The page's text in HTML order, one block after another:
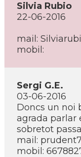
Silvia Rubio
22-06-2016
mail:
mobil:
Sergi G.E.
03-06-2016
Doncs un noi
agrada parlar
sobretot
mail:
mobil: